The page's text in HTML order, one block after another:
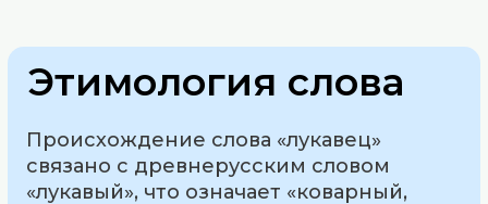
Этимология слова
Происхождение слова «лукавец»
связано с древнерусским словом
«лукавый», что означает «коварный,